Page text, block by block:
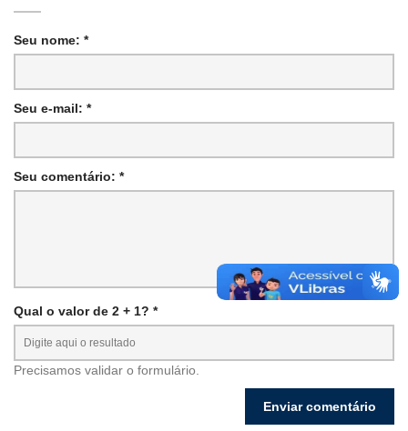
Seu nome: *
Seu e-mail: *
Seu comentário: *
Qual o valor de 2 + 1? *
Precisamos validar o formulário.